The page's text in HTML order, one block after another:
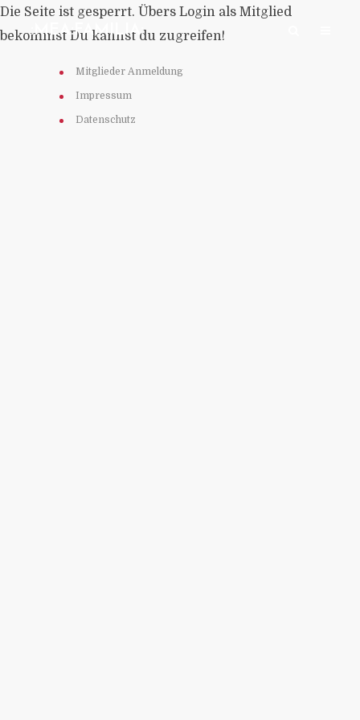
:MEA:FAMILIA:
Die Seite ist gesperrt. Übers Login als Mitglied
bekommst Du kannst du zugreifen!
Mitglieder Anmeldung
Impressum
Datenschutz